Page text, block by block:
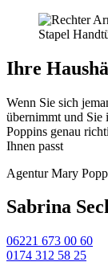
Ihre
Wenn Sie sich
übernimmt und Sie
Poppins genau
Ihnen passt
Agentur Mary
Sabrina
06221 673 00 60
0174 312 58 25